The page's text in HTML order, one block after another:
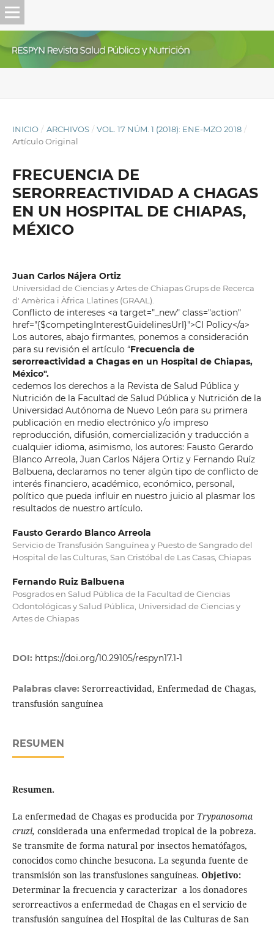
INICIO / ARCHIVOS / VOL. 17 NÚM. 1 (2018): ENE-MZO 2018 /
Artículo Original
FRECUENCIA DE
SERORREACTIVIDAD A CHAGAS
EN UN HOSPITAL DE CHIAPAS,
MÉXICO
Juan Carlos Nájera Ortiz
Universidad de Ciencias y Artes de Chiapas Grups de Recerca
d' Amèrica i Àfrica Llatines (GRAAL).
Conflicto de intereses <a target="_new" class="action"
href="{$competingInterestGuidelinesUrl}">CI Policy</a>
Los autores, abajo firmantes, ponemos a consideración
para su revisión el artículo “Frecuencia de
serorreactividad a Chagas en un Hospital de Chiapas,
México".
cedemos los derechos a la Revista de Salud Pública y
Nutrición de la Facultad de Salud Pública y Nutrición de la
Universidad Autónoma de Nuevo León para su primera
publicación en medio electrónico y/o impreso
reproducción, difusión, comercialización y traducción a
cualquier idioma, asimismo, los autores: Fausto Gerardo
Blanco Arreola, Juan Carlos Nájera Ortiz y Fernando Ruíz
Balbuena, declaramos no tener algún tipo de conflicto de
interés financiero, académico, económico, personal,
político que pueda influir en nuestro juicio al plasmar los
resultados de nuestro artículo.
Fausto Gerardo Blanco Arreola
Servicio de Transfusión Sanguínea y Puesto de Sangrado del
Hospital de las Culturas, San Cristóbal de Las Casas, Chiapas
Fernando Ruiz Balbuena
Posgrados en Salud Pública de la Facultad de Ciencias
Odontológicas y Salud Pública, Universidad de Ciencias y
Artes de Chiapas
DOI: https://doi.org/10.29105/respyn17.1-1
Palabras clave: Serorreactividad, Enfermedad de Chagas,
transfusión sanguínea
RESUMEN
Resumen.
La enfermedad de Chagas es producida por Trypanosoma
cruzi, considerada una enfermedad tropical de la pobreza.
Se transmite de forma natural por insectos hematófagos,
conocidos como chinche besucona. La segunda fuente de
transmisión son las transfusiones sanguíneas. Objetivo:
Determinar la frecuencia y caracterizar a los donadores
serorreactivos a enfermedad de Chagas en el servicio de
transfusión sanguínea del Hospital de las Culturas de San